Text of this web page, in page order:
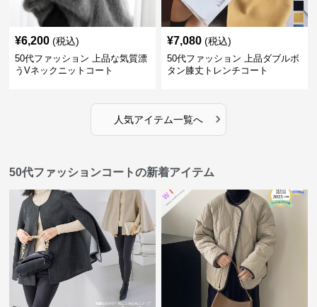
¥6,200 (税込)
50代ファッション 上品な気質漂
うVネックニットコート
¥7,080 (税込)
50代ファッション 上品ダブルボ
タン膝丈トレンチコート
人気アイテム一覧へ ›
50代ファッションコートの新着アイテム